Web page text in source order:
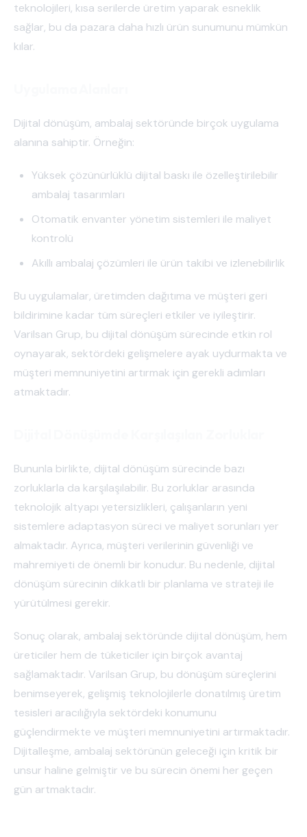
teknolojileri, kısa serilerde üretim yaparak esneklik
sağlar, bu da pazara daha hızlı ürün sunumunu mümkün
kılar.
Dijital dönüşüm, ambalaj sektöründe birçok uygulama
alanına sahiptir. Örneğin:
Yüksek çözünürlüklü dijital baskı ile özelleştirilebilir
ambalaj tasarımları
Otomatik envanter yönetim sistemleri ile maliyet
kontrolü
Akıllı ambalaj çözümleri ile ürün takibi ve izlenebilirlik
Bu uygulamalar, üretimden dağıtıma ve müşteri geri
bildirimine kadar tüm süreçleri etkiler ve iyileştirir.
Varilsan Grup, bu dijital dönüşüm sürecinde etkin rol
oynayarak, sektördeki gelişmelere ayak uydurmakta ve
müşteri memnuniyetini artırmak için gerekli adımları
atmaktadır.
Bununla birlikte, dijital dönüşüm sürecinde bazı
zorluklarla da karşılaşılabilir. Bu zorluklar arasında
teknolojik altyapı yetersizlikleri, çalışanların yeni
sistemlere adaptasyon süreci ve maliyet sorunları yer
almaktadır. Ayrıca, müşteri verilerinin güvenliği ve
mahremiyeti de önemli bir konudur. Bu nedenle, dijital
dönüşüm sürecinin dikkatli bir planlama ve strateji ile
yürütülmesi gerekir.
Sonuç olarak, ambalaj sektöründe dijital dönüşüm, hem
üreticiler hem de tüketiciler için birçok avantaj
sağlamaktadır. Varilsan Grup, bu dönüşüm süreçlerini
benimseyerek, gelişmiş teknolojilerle donatılmış üretim
tesisleri aracılığıyla sektördeki konumunu
güçlendirmekte ve müşteri memnuniyetini artırmaktadır.
Dijitalleşme, ambalaj sektörünün geleceği için kritik bir
unsur haline gelmiştir ve bu sürecin önemi her geçen
gün artmaktadır.